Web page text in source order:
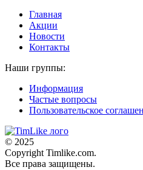
Главная
Акции
Новости
Контакты
Наши группы:
Информация
Частые вопросы
Пользовательское
© 2025
Copyright Timlike.com.
Все права защищены.